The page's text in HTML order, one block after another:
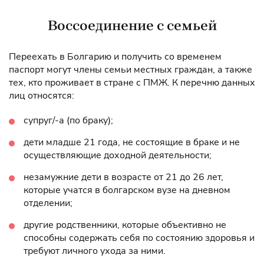
Воссоединение с семьей
Переехать в Болгарию и получить со временем
паспорт могут члены семьи местных граждан, а также
тех, кто проживает в стране с ПМЖ. К перечню данных
лиц относятся:
супруг/-а (по браку);
дети младше 21 года, не состоящие в браке и не
осуществляющие доходной деятельности;
незамужние дети в возрасте от 21 до 26 лет,
которые учатся в болгарском вузе на дневном
отделении;
другие родственники, которые объективно не
способны содержать себя по состоянию здоровья и
требуют личного ухода за ними.